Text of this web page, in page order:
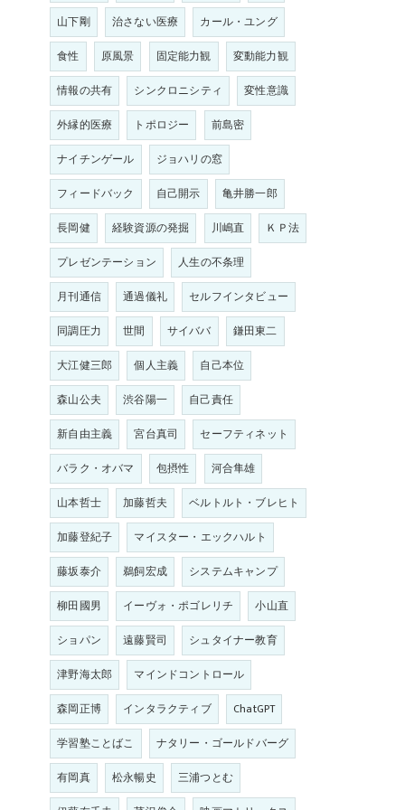
山下剛 治さない医療
カール・ユング
食性
原風景 固定能力観
変動能力観
情報の共有
シンクロニシティ
変性意識
外縁的医療
トポロジー
前島密
ナイチンゲール
ジョハリの窓
フィードバック
自己開示
亀井勝一郎
長岡健
経験資源の発掘 川嶋直
ＫＰ法
プレゼンテーション
人生の不条理
月刊通信
通過儀礼
セルフインタビュー
同調圧力
世間 サイババ
鎌田東二
大江健三郎
個人主義
自己本位
森山公夫
渋谷陽一
自己責任
新自由主義
宮台真司
セーフティネット
バラク・オバマ
包摂性
河合隼雄
山本哲士
加藤哲夫
ベルトルト・ブレヒト
加藤登紀子
マイスター・エックハルト
藤坂泰介
鵜飼宏成
システムキャンプ
柳田國男
イーヴォ・ポゴレリチ
小山直
ショパン
遠藤賢司
シュタイナー教育
津野海太郎
マインドコントロール
森岡正博
インタラクティブ
ChatGPT
学習塾ことばこ
ナタリー・ゴールドバーグ
有岡真
松永暢史
三浦つとむ